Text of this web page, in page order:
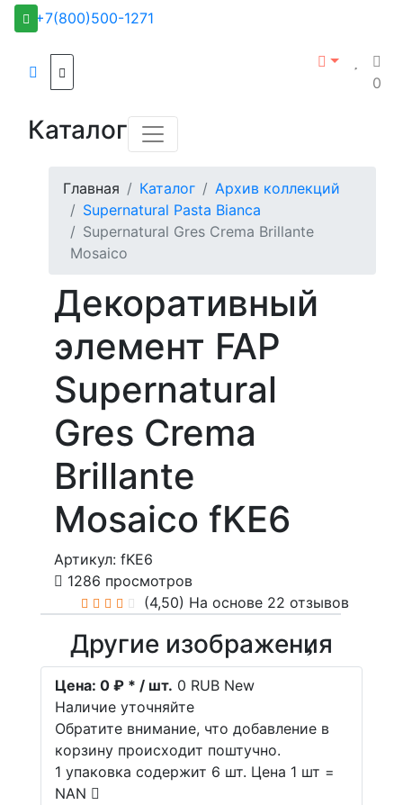
+7(800)500-1271
0
Каталог
Главная Каталог
Архив коллекций
Supernatural Pasta Bianca
Supernatural Gres Crema Brillante
Mosaico
Декоративный
элемент FAP
Supernatural
Gres Crema
Brillante
Mosaico fKE6
Артикул: fKE6
1286 просмотров
(4,50) На основе 22 отзывов
Другие изображения
Цена: 0 ₽ * / шт. 0 RUB New
Наличие уточняйте
Обратите внимание, что добавление в
корзину происходит поштучно.
1 упаковка содержит 6 шт. Цена 1 шт =
NAN